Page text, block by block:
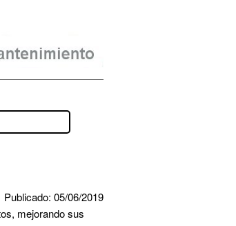
Publicado: 05/06/2019
mejorando sus